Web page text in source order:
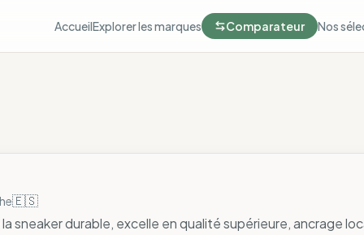
AccueilExplorer les marques Comparateur Nos
🇪🇸
sneaker durable, excelle en qualité supérieure, ancrage